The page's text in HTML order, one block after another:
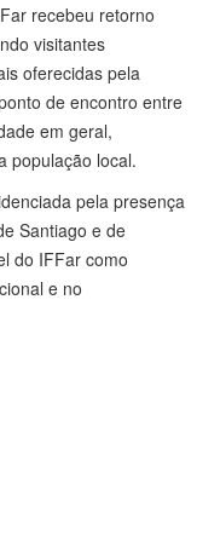
recebeu retorno
visitantes
oferecidas pela
de encontro entre
em geral,
população local.
pela presença
Santiago e de
do IFFar como
e no